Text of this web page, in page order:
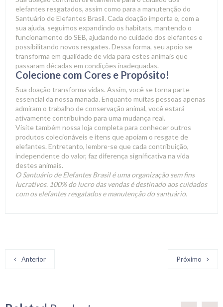
elefantes resgatados, assim como para a manutenção do
Santuário de Elefantes Brasil. Cada doação importa e, com a
sua ajuda, seguimos expandindo os habitats, mantendo o
funcionamento do SEB, ajudando no cuidado dos elefantes e
possibilitando novos resgates. Dessa forma, seu apoio se
transforma em qualidade de vida para estes animais que
passaram décadas em condições inadequadas.
Colecione com Cores e Propósito!
Sua doação transforma vidas. Assim, você se torna parte
essencial da nossa manada. Enquanto muitas pessoas apenas
admiram o trabalho de conservação animal, você estará
ativamente contribuindo para uma mudança real.
Visite também nossa loja completa para conhecer outros
produtos colecionáveis e itens que apoiam o resgate de
elefantes. Entretanto, lembre-se que cada contribuição,
independente do valor, faz diferença significativa na vida
destes animais.
O Santuário de Elefantes Brasil é uma organização sem fins
lucrativos. 100% do lucro das vendas é destinado aos cuidados
com os elefantes resgatados e manutenção do santuário.
Anterior Próximo